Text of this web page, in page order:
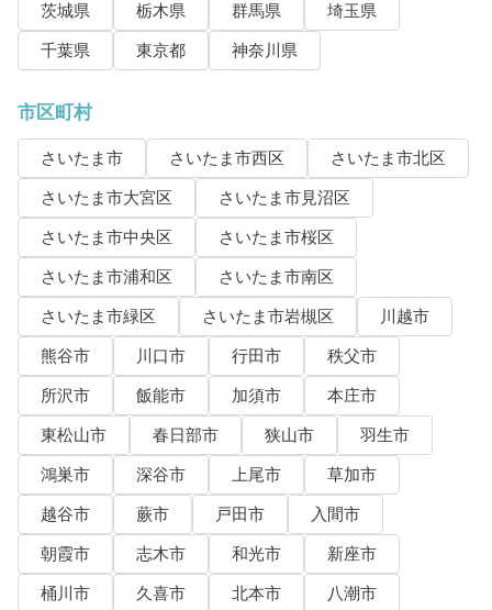
茨城県 栃木県 群馬県
埼玉県
千葉県
東京都 神奈川県
市区町村
さいたま市 さいたま市西区
さいたま市北区
さいたま市大宮区
さいたま市見沼区
さいたま市中央区
さいたま市桜区
さいたま市浦和区
さいたま市南区
さいたま市緑区
さいたま市岩槻区
川越市
熊谷市
川口市 行田市
秩父市
所沢市
飯能市 加須市
本庄市
東松山市
春日部市 狭山市
羽生市
鴻巣市
深谷市 上尾市
草加市
越谷市
蕨市 戸田市
入間市
朝霞市
志木市 和光市
新座市
桶川市
久喜市 北本市
八潮市